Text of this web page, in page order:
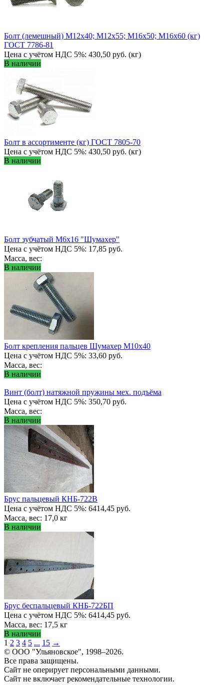
Болт (лемешный) М12х40; М12х55; М16х50; М16х60 (кг)
ГОСТ 7786-81
Цена с учётом НДС 5%: 430,50 руб. (кг)
В наличии
Болт в ассортименте (кг) ГОСТ 7805-70
Цена с учётом НДС 5%: 430,50 руб. (кг)
В наличии
Болт зубчатый М6х16 "Шумахер"
Цена с учётом НДС 5%: 17,85 руб.
Масса, вес:
В наличии
Болт крепления пальцев Шумахер М10x40
Цена с учётом НДС 5%: 33,60 руб.
Масса, вес:
В наличии
Винт (болт) натяжной пружины мех. подъёма
Цена с учётом НДС 5%: 350,70 руб.
Масса, вес:
В наличии
Брус пальцевый КНБ-722В
Цена с учётом НДС 5%: 6414,45 руб.
Масса, вес: 17,0 кг
В наличии
Брус беспальцевый КНБ-722БП
Цена с учётом НДС 5%: 6414,45 руб.
Масса, вес: 17,5 кг
В наличии
1 2 3 4 5 ... 15 →
© ООО "Ульяновское", 1998–2026.
Все права защищены.
Сайт не оперирует персональными данными.
Сайт не включает рекомендательные технологии.